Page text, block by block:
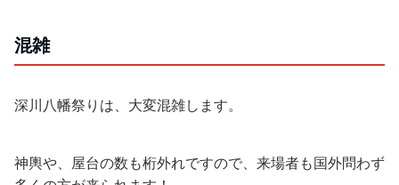
混雑
深川八幡祭りは、大変混雑します。
神輿や、屋台の数も桁外れですので、来場者も国外問わず